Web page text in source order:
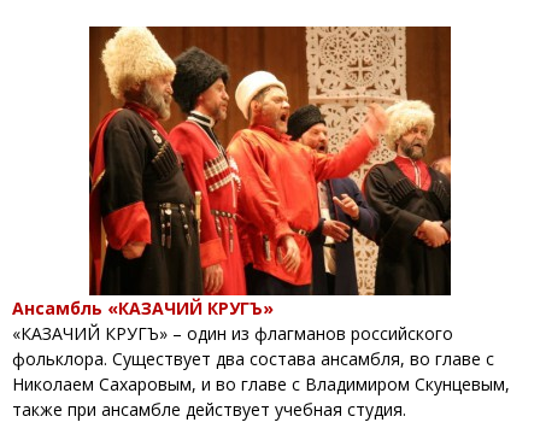
Ансамбль «КАЗАЧИЙ КРУГЪ»
«КАЗАЧИЙ КРУГЪ» – один из флагманов российского
фольклора. Существует два состава ансамбля, во главе с
Николаем Сахаровым, и во главе с Владимиром Скунцевым,
также при ансамбле действует учебная студия.